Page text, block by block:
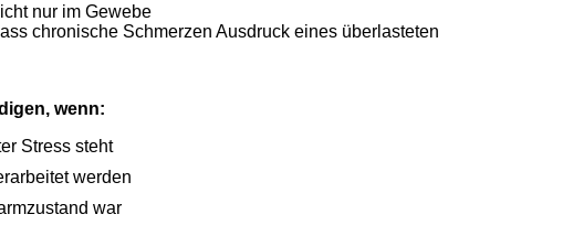
nur im Gewebe
chronische Schmerzen Ausdruck eines überlasteten
wenn:
Stress steht
werden
war